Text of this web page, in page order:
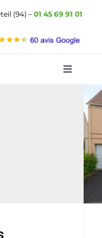
(94) – 01 45 69 91 01
Toggle